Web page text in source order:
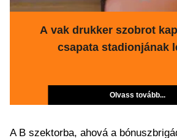
A vak drukker szobrot
csapata stadionjának
Olvass tovább...
A B szektorba, ahová a